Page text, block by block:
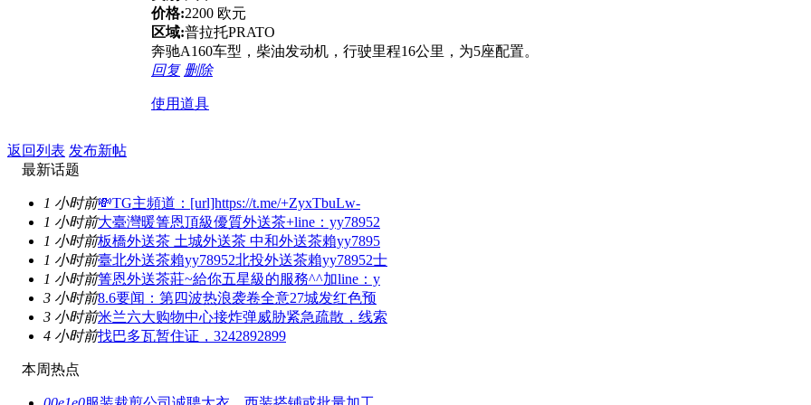
价格:2200 欧元
区域:普拉托PRATO
奔驰A160车型，柴油发动机，行驶里程16公里，为5座配置。
回复 删除
使用道具
返回列表 发布新帖
最新话题
1 小时前💸TG主頻道：[url]https://t.me/+ZyxTbuLw-
1 小时前大臺灣暖箐恩頂級優質外送茶+line：yy78952
1 小时前板橋外送茶 土城外送茶 中和外送茶賴yy7895
1 小时前臺北外送茶賴yy78952北投外送茶賴yy78952士
1 小时前箐恩外送茶莊~給你五星級的服務^^加line：y
3 小时前8.6要闻：第四波热浪袭卷全意27城发红色预
3 小时前米兰六大购物中心接炸弹威胁紧急疏散，线索
4 小时前找巴多瓦暂住证，3242892899
本周热点